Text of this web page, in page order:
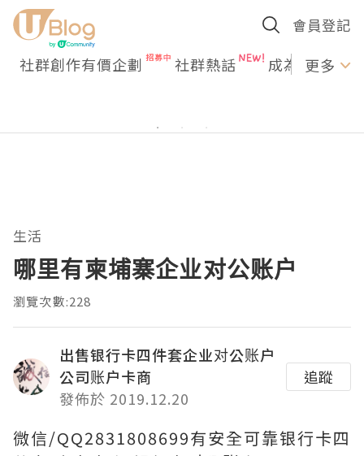
會員登記
社群創作有價企劃 社群熱話 成為U更多
生活
哪里有柬埔寨企业对公账户
瀏覽次數:228
出售银行卡四件套企业对公账户
公司账户卡商
發佈於 2019.12.20
追蹤
微信/QQ2831808699有安全可靠银行卡四